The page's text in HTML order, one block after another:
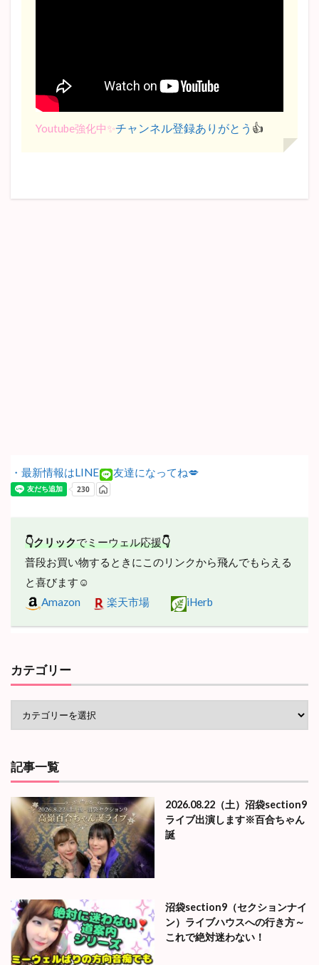
Youtube強化中✨チャンネル登録ありがとう 👍
・最新情報はLINE 友達になってね💋
👇クリックでミーウェル応援👇
普段お買い物するときにこのリンクから飛んでもらえる
と喜びます☺
Amazon
楽天市場 iHerb
カテゴリー
記事一覧
2026.08.22（土）沼袋section9
ライブ出演します※百合ちゃん
誕
沼袋section9（セクションナイ
ン）ライブハウスへの行き方～
これで絶対迷わない！